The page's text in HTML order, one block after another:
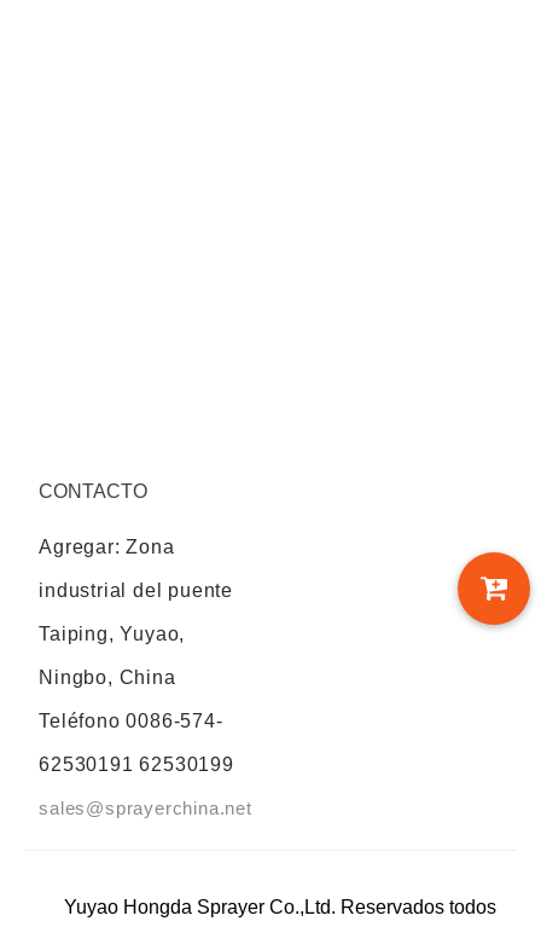
CONTACTO
Agregar: Zona
industrial del puente
Taiping, Yuyao,
Ningbo, China
Teléfono 0086-574-
62530191 62530199
sales@sprayerchina.net
Yuyao Hongda Sprayer Co.,Ltd. Reservados todos